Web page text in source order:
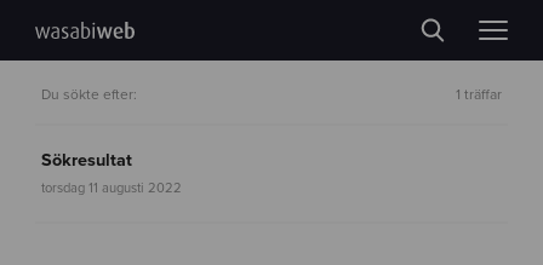
Du sökte efter: 1 träffar
Sökresultat
torsdag 11 augusti 2022